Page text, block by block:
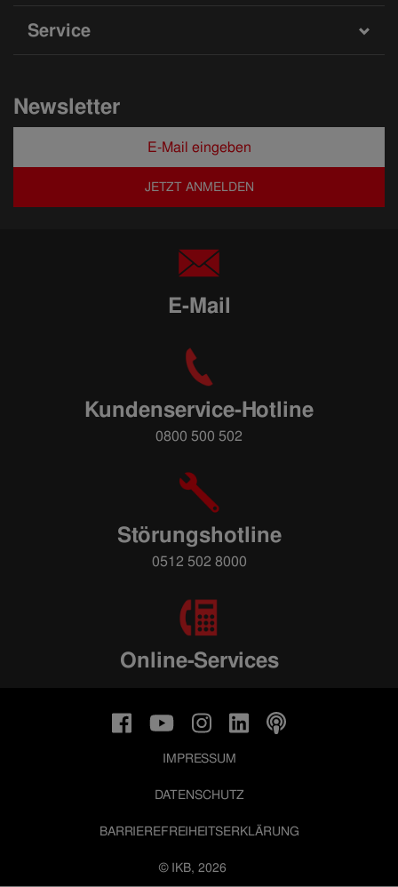
Service
Newsletter
JETZT ANMELDEN
E-Mail
Kundenservice-Hotline
0800 500 502
Störungshotline
0512 502 8000
Online-Services
© IKB, 2026
IMPRESSUM
DATENSCHUTZ
BARRIEREFREIHEITSERKLÄRUNG